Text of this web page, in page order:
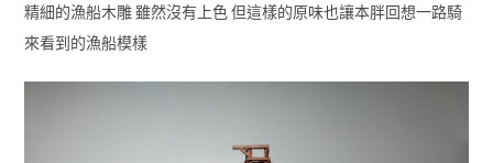
精細的漁船木雕 雖然沒有上色 但這樣的原味也讓本胖回想一路騎
來看到的漁船模樣